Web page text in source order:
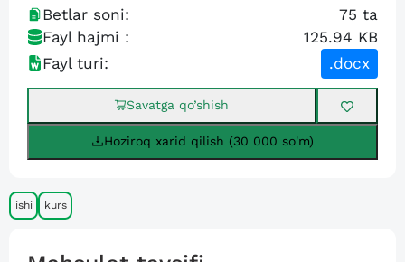
Betlar soni: 75 ta
Fayl hajmi :
125.94 KB
Fayl turi:
.docx
Savatga qo’shish
Hoziroq xarid qilish (30 000 so'm)
ishi kurs